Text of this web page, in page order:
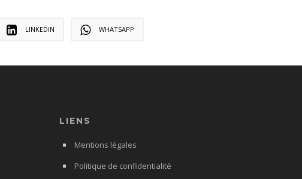
LINKEDIN WHATSAPP
LIENS
Mentions légales
Politique de confidentialité